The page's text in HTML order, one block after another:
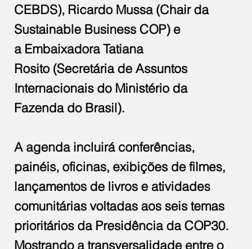
CEBDS), Ricardo Mussa (Chair da
Sustainable Business COP) e
a Embaixadora Tatiana
Rosito (Secretária de Assuntos
Internacionais do Ministério da
Fazenda do Brasil).
A agenda incluirá conferências,
painéis, oficinas, exibições de filmes,
lançamentos de livros e atividades
comunitárias voltadas aos seis temas
prioritários da Presidência da COP30.
Mostrando a transversalidade entre o